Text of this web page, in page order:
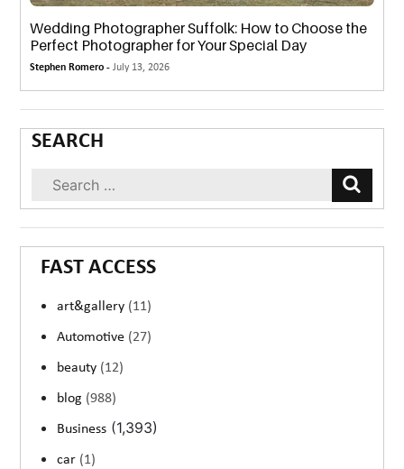
Wedding Photographer Suffolk: How to Choose the
Perfect Photographer for Your Special Day
Stephen Romero -July 13, 2026
SEARCH
FAST ACCESS
art&gallery (11)
Automotive (27)
beauty (12)
blog (988)
Business (1,393)
car (1)